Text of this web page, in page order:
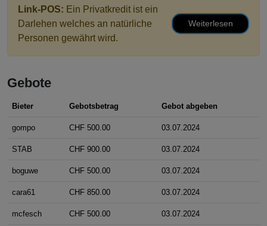
Link-POS: Ein Privatkredit ist ein
Darlehen welches an natürliche
Personen gewährt wird.
Weiterlesen
Gebote
Bieter Gebotsbetrag Gebot abgeben
gompo CHF 500.00 03.07.2024
STAB CHF 900.00 03.07.2024
boguwe CHF 500.00 03.07.2024
cara61 CHF 850.00 03.07.2024
mcfesch CHF 500.00 03.07.2024